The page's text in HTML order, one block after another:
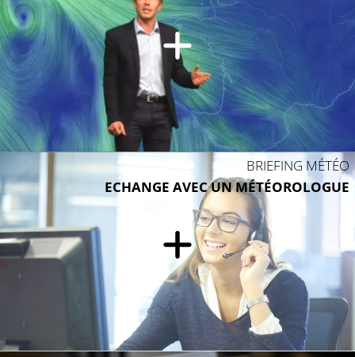
BRIEFING MÉTÉO
ECHANGE AVEC UN MÉTÉOROLOGUE